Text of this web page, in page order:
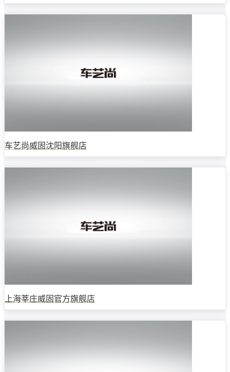
车艺尚威固沈阳旗舰店
上海莘庄威固官方旗舰店